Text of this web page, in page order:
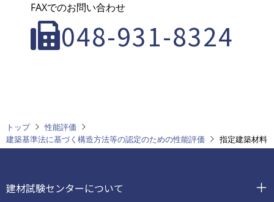
FAXでのお問い合わせ
048-931-8324
トップ
性能評価
建築基準法に基づく構造方法等の認定のための性能評価
指定建築材料
ッ
タ
建材試験センターについて